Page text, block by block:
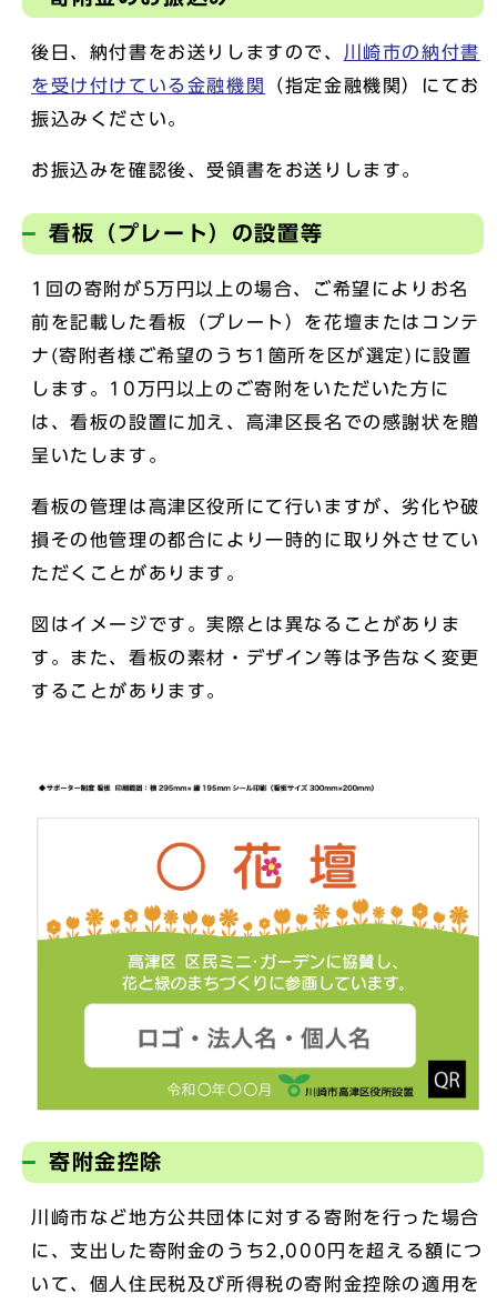
後日、納付書をお送りしますので、 川崎市の納付書
を受け付けている金融機関
（指定金融機関）にてお
振込みください。
お振込みを確認後、受領書をお送りします。
看板（プレート）の設置等
1回の寄附が5万円以上の場合、ご希望によりお名
前を記載した看板（プレート）を花壇またはコンテ
ナ(寄附者様ご希望のうち1箇所を区が選定)に設置
します。10万円以上のご寄附をいただいた方に
は、看板の設置に加え、高津区長名での感謝状を贈
呈いたします。
看板の管理は高津区役所にて行いますが、劣化や破
損その他管理の都合により一時的に取り外させてい
ただくことがあります。
図はイメージです。実際とは異なることがありま
す。また、看板の素材・デザイン等は予告なく変更
することがあります。
寄附金控除
川崎市など地方公共団体に対する寄附を行った場合
に、支出した寄附金のうち2,000円を超える額につ
いて、個人住民税及び所得税の寄附金控除の適用を